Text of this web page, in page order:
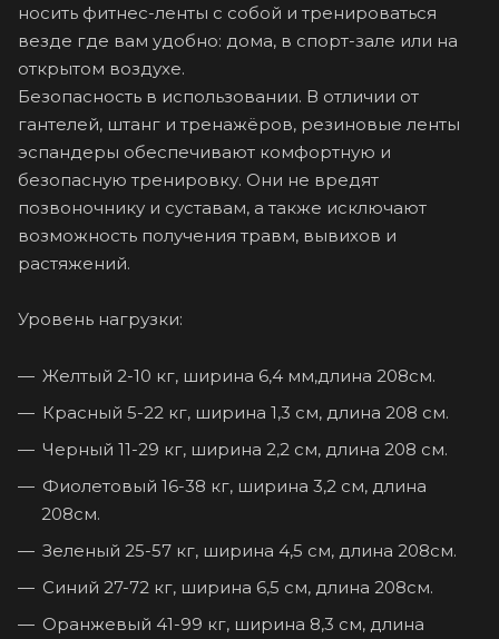
носить фитнес-ленты с собой и тренироваться
везде где вам удобно: дома, в спорт-зале или на
открытом воздухе.
Безопасность в использовании. В отличии от
гантелей, штанг и тренажёров, резиновые ленты
эспандеры обеспечивают комфортную и
безопасную тренировку. Они не вредят
позвоночнику и суставам, а также исключают
возможность получения травм, вывихов и
растяжений.
Уровень нагрузки:
Желтый 2-10 кг, ширина 6,4 мм,длина 208см.
Красный 5-22 кг, ширина 1,3 см, длина 208 см.
Черный 11-29 кг, ширина 2,2 см, длина 208 см.
Фиолетовый 16-38 кг, ширина 3,2 см, длина
208см.
Зеленый 25-57 кг, ширина 4,5 см, длина 208см.
Синий 27-72 кг, ширина 6,5 cм, длина 208см.
Оранжевый 41-99 кг, ширина 8,3 см, длина